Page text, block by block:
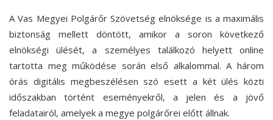
A Vas Megyei Polgárőr Szövetség elnöksége is a maximális
biztonság mellett döntött, amikor a soron következő
elnökségi ülését, a személyes találkozó helyett online
tartotta meg működése során első alkalommal. A három
órás digitális megbeszélésen szó esett a két ülés közti
időszakban történt eseményekről, a jelen és a jövő
feladatairól, amelyek a megye polgárőrei előtt állnak.